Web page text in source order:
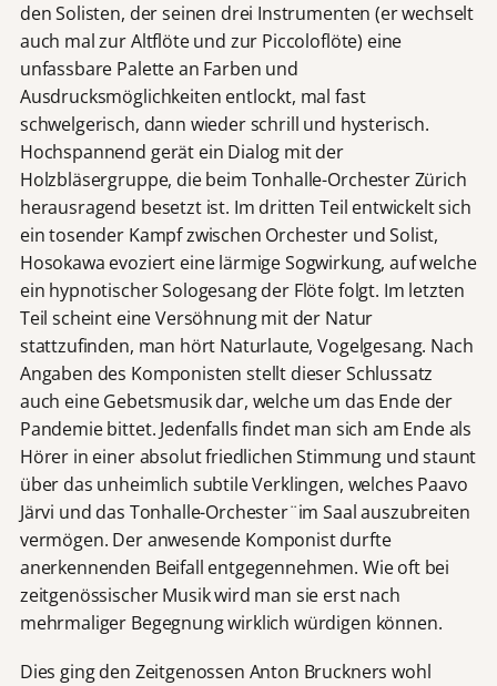
den Solisten, der seinen drei Instrumenten (er wechselt
auch mal zur Altflöte und zur Piccoloflöte) eine
unfassbare Palette an Farben und
Ausdrucksmöglichkeiten entlockt, mal fast
schwelgerisch, dann wieder schrill und hysterisch.
Hochspannend gerät ein Dialog mit der
Holzbläsergruppe, die beim Tonhalle-Orchester Zürich
herausragend besetzt ist. Im dritten Teil entwickelt sich
ein tosender Kampf zwischen Orchester und Solist,
Hosokawa evoziert eine lärmige Sogwirkung, auf welche
ein hypnotischer Sologesang der Flöte folgt. Im letzten
Teil scheint eine Versöhnung mit der Natur
stattzufinden, man hört Naturlaute, Vogelgesang. Nach
Angaben des Komponisten stellt dieser Schlussatz
auch eine Gebetsmusik dar, welche um das Ende der
Pandemie bittet. Jedenfalls findet man sich am Ende als
Hörer in einer absolut friedlichen Stimmung und staunt
über das unheimlich subtile Verklingen, welches Paavo
Järvi und das Tonhalle-Orchester¨im Saal auszubreiten
vermögen. Der anwesende Komponist durfte
anerkennenden Beifall entgegennehmen. Wie oft bei
zeitgenössischer Musik wird man sie erst nach
mehrmaliger Begegnung wirklich würdigen können.
Dies ging den Zeitgenossen Anton Bruckners wohl